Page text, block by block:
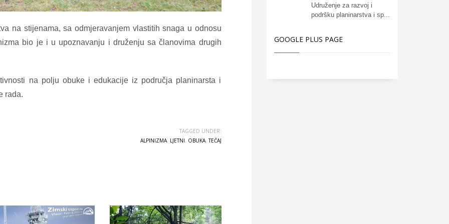
na stijenama, sa odmjeravanjem vlastitih snaga u odnosu
bio je i u upoznavanju i druženju sa članovima drugih
na polju obuke i edukacije iz područja planinarsta i
rada.
TAGGED UNDER:
ALPINIZMA, LJETNI, OBUKA,TEČAJ
Udruženje za razvoj i
podršku planinarstva i sp...
GOOGLE PLUS PAGE